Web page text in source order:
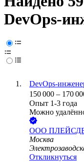
DevOps-
DevOps-
150 000 – 170
Опыт 1-3 года
Можно
ООО
Москва
Откликнуться